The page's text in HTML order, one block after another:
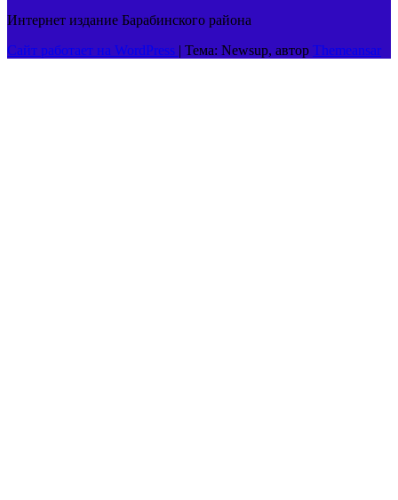
Интернет издание Барабинского района
Сайт работает на WordPress | Тема: Newsup, автор Themeansar